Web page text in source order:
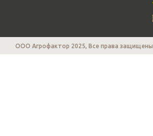
ООО Агрофактор 2025, Все права защищены